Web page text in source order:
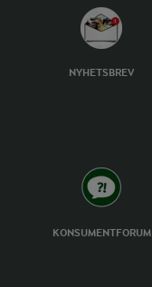
NYHETSBREV
KONSUMENTFORUM